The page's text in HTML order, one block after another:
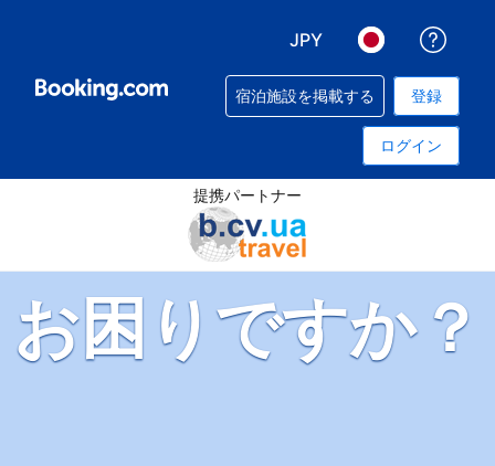
JPY
宿泊施設を掲載する 登録
ログイン
提携パートナー
お困りですか？